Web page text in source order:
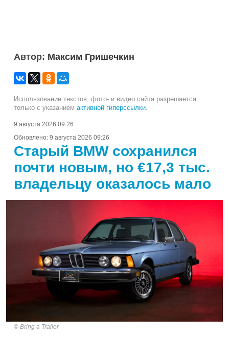
Автор: Максим Гришечкин
Использование текстов, фото- и видео сайта разрешается
только с указанием активной гиперссылки
9 августа 2026 09:26
Обновлено: 9 августа 2026 09:26
Старый BMW сохранился
почти новым, но €17,3 тыс.
владельцу оказалось мало
Bring a Trailer